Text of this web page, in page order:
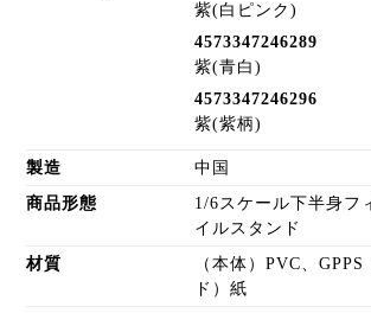
紫(白ピンク)
4573347246289
紫(青白)
4573347246296
紫(紫柄)
製造 中国
商品形態
1/6スケール下半身フ
イルスタンド
材質
（本体）PVC、
ド）紙